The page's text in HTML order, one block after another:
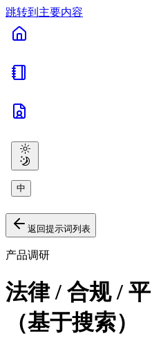
跳转到主要内容
中
返回提示词列表
产品调研
法律 / 合规 /
（基于搜索）